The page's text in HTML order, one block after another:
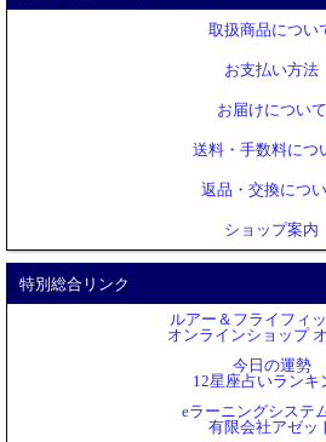
取扱商品につい
お支払い方法
お届けについて
送料・手数料につ
返品・交換につ
ショップ案内
特別総合リンク
ルアー＆フライフィ
オンラインショップ
今日の運勢
12星座占いランキ
eラーニングシステ
有限会社アゼッ